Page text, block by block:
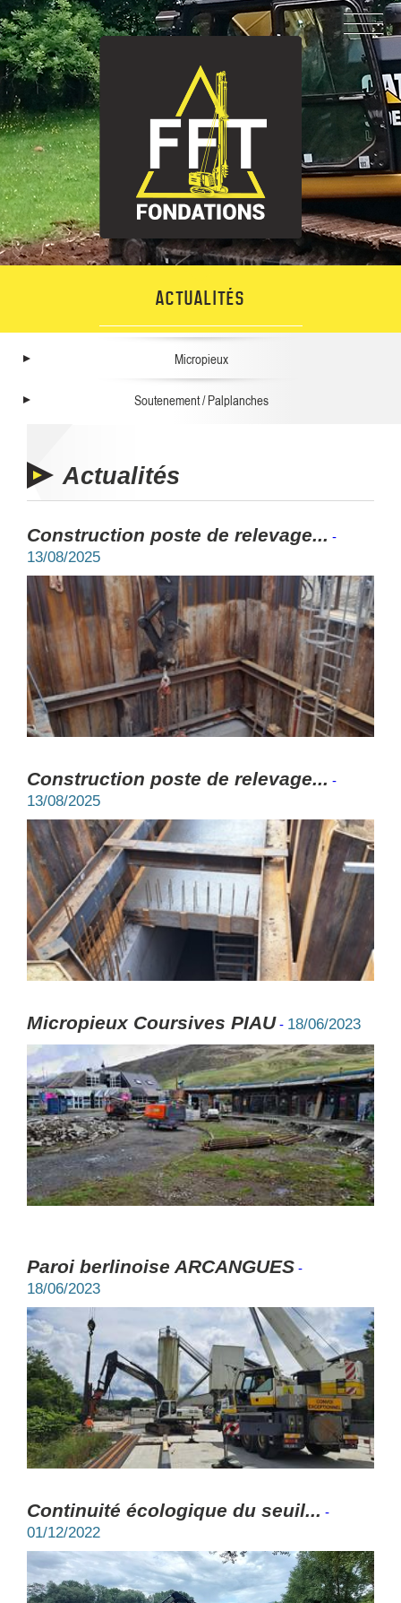
ACTUALITÉS
Micropieux
Soutenement / Palplanches
Actualités
Construction poste de relevage... -
13/08/2025
Construction poste de relevage... -
13/08/2025
Micropieux Coursives PIAU - 18/06/2023
Paroi berlinoise ARCANGUES -
18/06/2023
Continuité écologique du seuil... -
01/12/2022